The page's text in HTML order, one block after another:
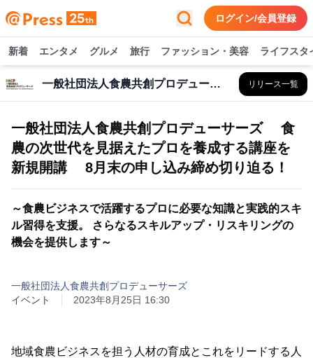
ログイン/会員登録
新着 エンタメ グルメ 旅行 ファッション・美容 ライフスタ
一般社団法人食農共創プロデューサーズ リリース一覧
一般社団法人食農共創プロデューサーズ 食
農の次世代を見据えたプロを養成する講座を
新規開講 8月末の申し込み締め切り迫る！
～食農ビジネスで活躍するプロに必要な知識と実践的スキ
ル習得を支援。 さらなるスキルアップ・リスキリングの
機会を提供します～
一般社団法人食農共創プロデューサーズ
イベント
2023年8月25日 16:30
地域食農ビジネスを担う人材の育成とこれをリードする人